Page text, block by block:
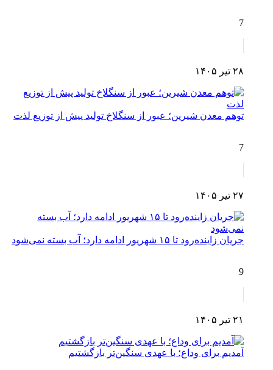
7
۲۸ تیر ۱۴۰۵
توهم معدن شیرین؛ عبور از سنگلاخ تولید پیش از توزیع لذت
7
۲۷ تیر ۱۴۰۵
جریان زاینده‌رود تا ۱۵ شهریور ادامه دارد؛ آب بسته نمی‌شود
9
۲۱ تیر ۱۴۰۵
آمدیم برای وداع؛ با عهدی سنگین‌تر بازگشتیم